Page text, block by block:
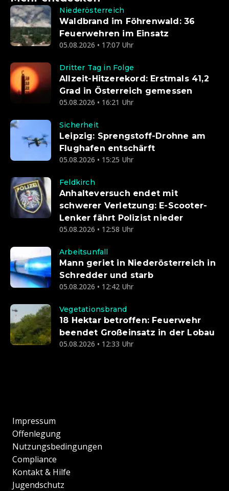
Niederösterreich
Waldbrand im Föhrenwald: 36
Feuerwehren im Einsatz
05.08.2026 • 17:07 Uhr
Dritter Tag in Folge
Allzeit-Hitzerekord: Erstmals 41,2
Grad in Österreich gemessen
05.08.2026 • 16:21 Uhr
Sicherheit
Leipzig: Sprengstoff-Drohne am
Flughafen entschärft
05.08.2026 • 15:25 Uhr
Feldkirch
Anhalteversuch endet mit
schwerer Verletzung: E-Scooter-
Lenker fährt Polizist nieder
05.08.2026 • 12:58 Uhr
Arbeitsunfall
Mann geriet in Niederösterreich in
Schredder und starb
05.08.2026 • 12:42 Uhr
Vegetationsbrand
18 Hektar betroffen: Feuerwehr
beendet Großeinsatz in der Lobau
05.08.2026 • 12:33 Uhr
Impressum
Offenlegung
Nutzungsbedingungen
Compliance
Kontakt & Hilfe
Jugendschutz